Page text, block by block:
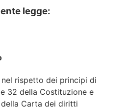
legge:
nel rispetto dei principi di
32 della Costituzione e
Carta dei diritti